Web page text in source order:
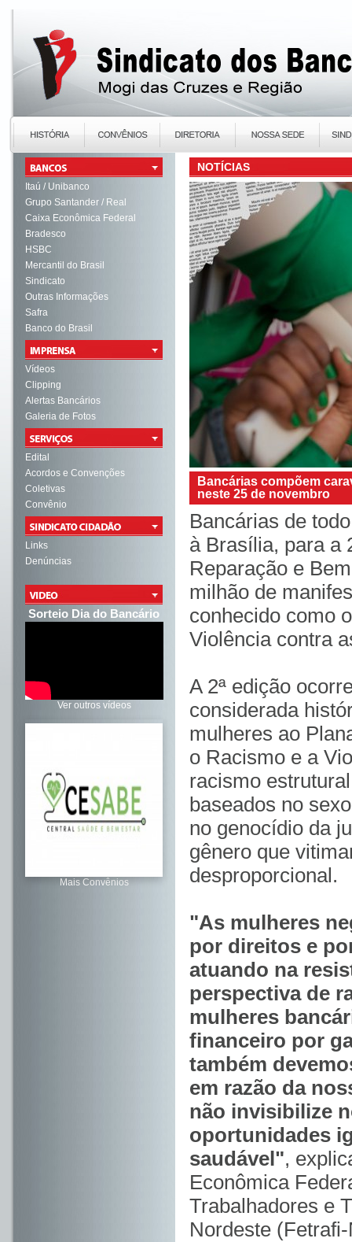
Itaú / Unibanco
Grupo Santander / Real
Caixa Econômica Federal
Bradesco
HSBC
Mercantil do Brasil
Sindicato
Outras Informações
Safra
Banco do Brasil
Vídeos
Clipping
Alertas Bancários
Galeria de Fotos
Edital
Acordos e Convenções
Coletivas
Convênio
Links
Denúncias
Sorteio Dia do Bancário
Ver outros vídeos
Mais Convênios
NOTÍCIAS
Bancárias compõem
neste 25 de novembro
Bancárias de
à Brasília, para a
Reparação e
milhão de
conhecido como
Violência contra
A 2ª edição
considerada
mulheres ao
o Racismo e a
racismo
baseados no
no genocídio da
gênero que
desproporcional.
"As mulheres
por direitos e
atuando na
perspectiva de
mulheres
financeiro por
também
em razão da
não invisibilize
oportunidades
saudável",
Econômica
Trabalhadores e
Nordeste